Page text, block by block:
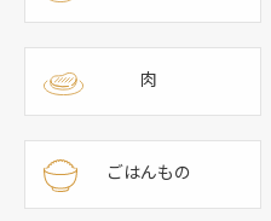
肉
ごはんもの